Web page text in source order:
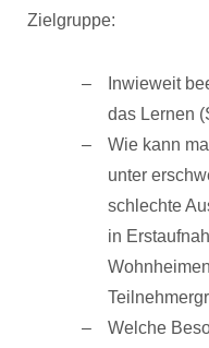
Zielgruppe:
Inwieweit
das Lernen
Wie kann
unter
schlechte
in
Welche